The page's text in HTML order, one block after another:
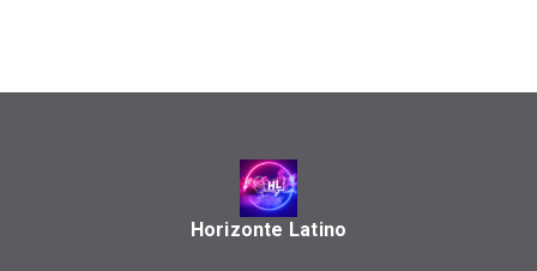
Horizonte Latino